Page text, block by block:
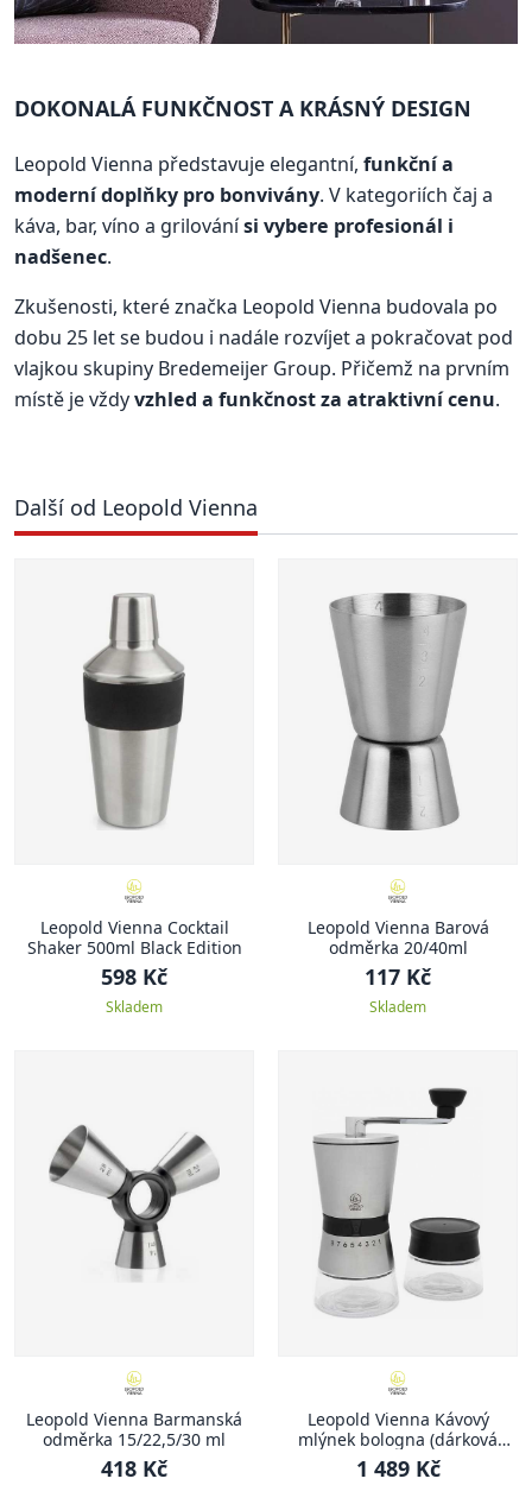
DOKONALÁ FUNKČNOST A KRÁSNÝ DESIGN
Leopold Vienna představuje elegantní, funkční a
moderní doplňky pro bonvivány. V kategoriích čaj a
káva, bar, víno a grilovánísi vybere profesionál i
nadšenec.
Zkušenosti, které značka Leopold Vienna budovala po
dobu 25 let se budou i nadále rozvíjet a pokračovat pod
vlajkou skupiny Bredemeijer Group. Přičemž na prvním
místě je vždyvzhled a funkčnost za atraktivní cenu.
Další od Leopold Vienna
Leopold Vienna Cocktail
Shaker 500ml Black Edition
598 Kč
Skladem
Leopold Vienna Barová
odměrka 20/40ml
117 Kč
Skladem
Leopold Vienna Barmanská
odměrka 15/22,5/30 ml
418 Kč
Leopold Vienna Kávový
mlýnek bologna (dárková
sada)
1 489 Kč